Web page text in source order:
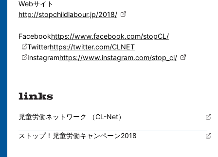
Webサイト
http://stopchildlabour.jp/2018/
Facebookhttps://www.facebook.com/stopCL/
Twitterhttps://twitter.com/CLNET
Instagramhttps://www.instagram.com/stop_cl/
児童労働ネットワーク （CL-Net）
ストップ！児童労働キャンペーン2018